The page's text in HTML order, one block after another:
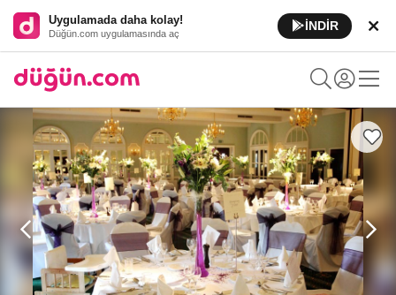
Uygulamada daha kolay!
Düğün.com uygulamasında aç
İNDİR